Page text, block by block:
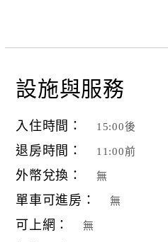
設施與服務
入住時間： 15:00後
退房時間： 11:00前
外幣兌換： 無
單車可進房： 無
可上網： 無